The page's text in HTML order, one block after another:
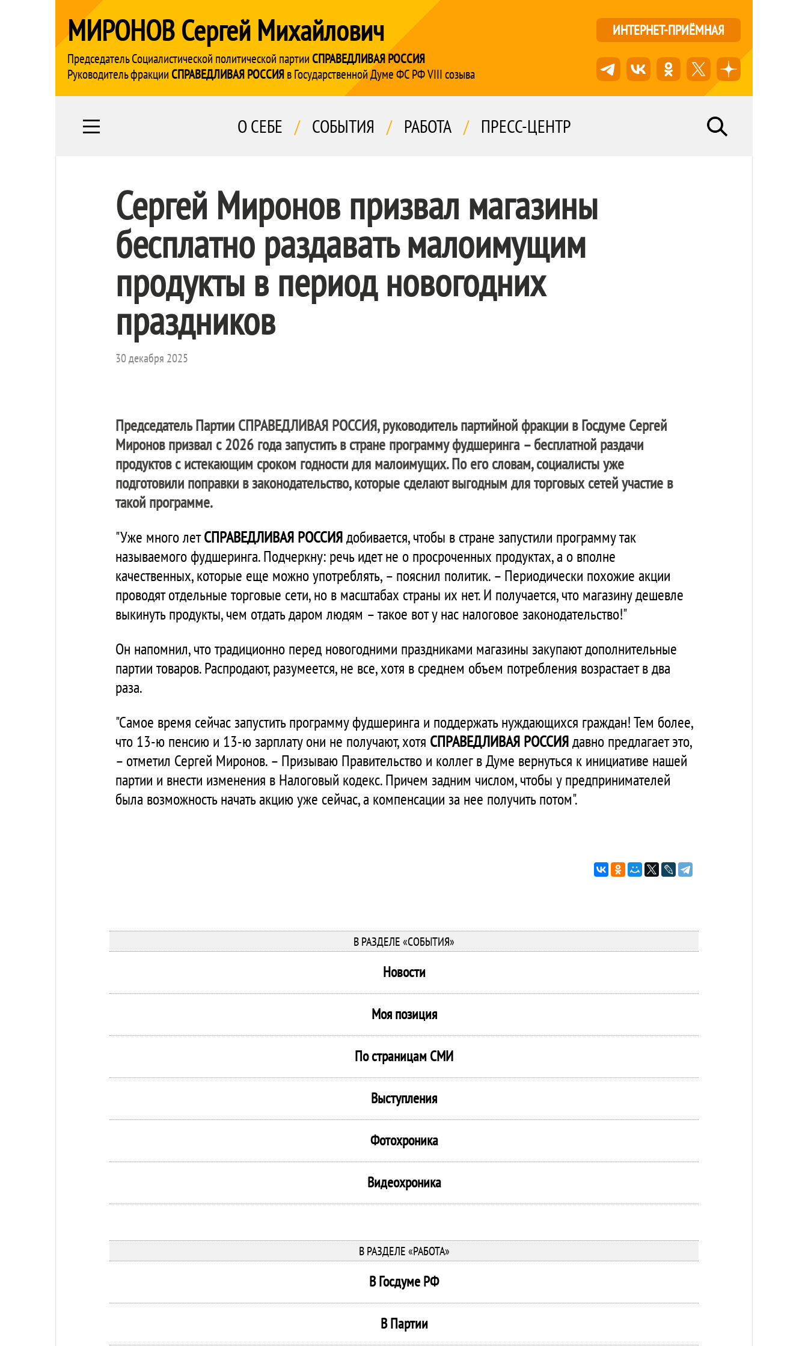
МИРОНОВ Сергей Михайлович
Председатель Социалистической политической партии СПРАВЕДЛИВАЯ РОССИЯ
Руководитель фракции СПРАВЕДЛИВАЯ РОССИЯв Государственной Думе ФС РФ VIII созыва
ИНТЕРНЕТ-ПРИЁМНАЯ
О СЕБЕ / СОБЫТИЯ / РАБОТА / ПРЕСС-ЦЕНТР
Сергей Миронов призвал магазины
бесплатно раздавать малоимущим
продукты в период новогодних
праздников
30 декабря 2025
Председатель Партии СПРАВЕДЛИВАЯ РОССИЯ, руководитель партийной фракции в Госдуме Сергей
Миронов призвал с 2026 года запустить в стране программу фудшеринга – бесплатной раздачи
продуктов с истекающим сроком годности для малоимущих. По его словам, социалисты уже
подготовили поправки в законодательство, которые сделают выгодным для торговых сетей участие в
такой программе.
"Уже много летСПРАВЕДЛИВАЯ РОССИЯдобивается, чтобы в стране запустили программу так
называемого фудшеринга. Подчеркну: речь идет не о просроченных продуктах, а о вполне
качественных, которые еще можно употреблять, – пояснил политик. – Периодически похожие акции
проводят отдельные торговые сети, но в масштабах страны их нет. И получается, что магазину дешевле
выкинуть продукты, чем отдать даром людям – такое вот у нас налоговое законодательство!"
Он напомнил, что традиционно перед новогодними праздниками магазины закупают дополнительные
партии товаров. Распродают, разумеется, не все, хотя в среднем объем потребления возрастает в два
раза.
"Самое время сейчас запустить программу фудшеринга и поддержать нуждающихся граждан! Тем более,
что 13-ю пенсию и 13-ю зарплату они не получают, хотя СПРАВЕДЛИВАЯ РОССИЯдавно предлагает это,
– отметил Сергей Миронов. – Призываю Правительство и коллег в Думе вернуться к инициативе нашей
партии и внести изменения в Налоговый кодекс. Причем задним числом, чтобы у предпринимателей
была возможность начать акцию уже сейчас, а компенсации за нее получить потом".
В РАЗДЕЛЕ «СОБЫТИЯ»
Новости
Моя позиция
По страницам СМИ
Выступления
Фотохроника
Видеохроника
В РАЗДЕЛЕ «РАБОТА»
В Госдуме РФ
В Партии